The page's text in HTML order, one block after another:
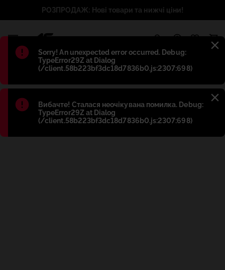
Błąd:
Sorry! An unexpected error occurred. Debug:
TypeError29Z at Dialog
(/client.58b223bf3dc18d7836b0.js:2307:698)
Błąd:
Вибачте! Сталася неочікувана помилка. Debug:
TypeError29Z at Dialog
(/client.58b223bf3dc18d7836b0.js:2307:698)
РОЗПРОДАЖ: Нові товари та нижчі ціни!